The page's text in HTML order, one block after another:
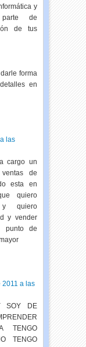
y
de
de tus
forma
en
las
cargo un
de
esta en
quiero
y quiero
y vender
punto de
2011 a las
SOY DE
TENGO
TENGO